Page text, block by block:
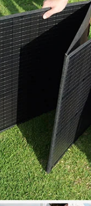
mobile